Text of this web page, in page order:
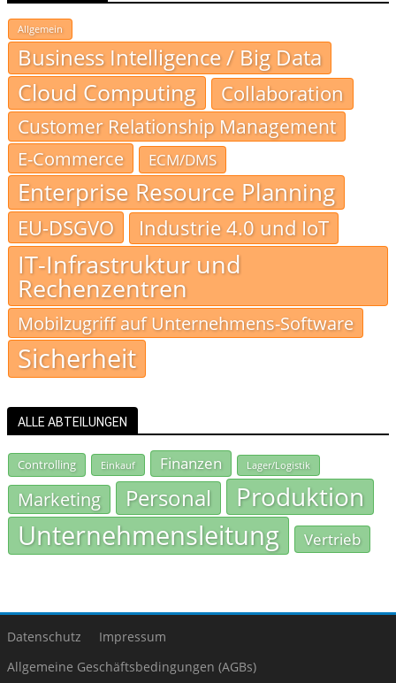
Allgemein
Business Intelligence / Big Data
Cloud Computing Collaboration
Customer Relationship Management
E-Commerce
ECM/DMS
Enterprise Resource Planning
EU-DSGVO Industrie 4.0 und IoT
IT-Infrastruktur und
Rechenzentren
Mobilzugriff auf Unternehmens-Software
Sicherheit
ALLE ABTEILUNGEN
Controlling Einkauf Finanzen Lager/Logistik
Marketing Personal Produktion
Unternehmensleitung Vertrieb
Datenschutz
Impressum
Allgemeine Geschäftsbedingungen (AGBs)